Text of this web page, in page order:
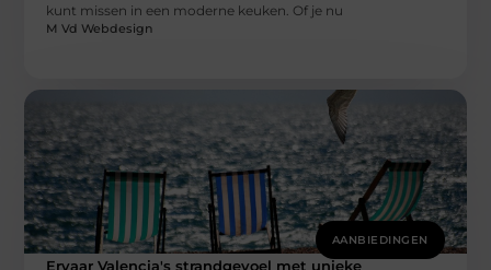
kunt missen in een moderne keuken. Of je nu
M Vd Webdesign
AANBIEDINGEN
Ervaar Valencia's strandgevoel met unieke